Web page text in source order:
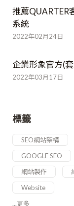
推薦QUARTER
系統
2022年02月24日
企業形象官方(
2022年03月17日
標籤
SEO網站架構
GOOGLE SEO
網站製作
Website
...更多